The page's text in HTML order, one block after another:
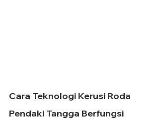
Cara Teknologi Kerusi Roda
Pendaki Tangga Berfungsi